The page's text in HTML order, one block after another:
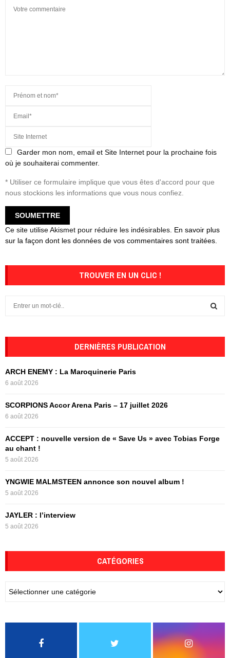
Garder mon nom, email et Site Internet pour la prochaine fois
où je souhaiterai commenter.
* Utiliser ce formulaire implique que vous êtes d'accord pour que
nous stockions les informations que vous nous confiez.
Ce site utilise Akismet pour réduire les indésirables. En savoir plus
sur la façon dont les données de vos commentaires sont traitées
TROUVER EN UN CLIC !
o
r
DERNIÈRES PUBLICATION
ARCH ENEMY : La Maroquinerie Paris
6 août 2026
SCORPIONS Accor Arena Paris – 17 juillet 2026
6 août 2026
ACCEPT : nouvelle version de « Save Us » avec Tobias Forge
au chant !
5 août 2026
YNGWIE MALMSTEEN annonce son nouvel album !
5 août 2026
JAYLER : l’interview
5 août 2026
CATÉGORIES